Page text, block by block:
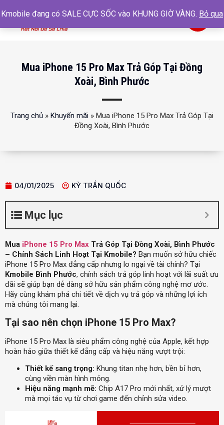
0
Mua iPhone 15 Pro Max Trả Góp Tại Đồng
Xoài, Bình Phước
Trang chủ » Khuyến mãi » Mua iPhone 15 Pro Max Trả Góp Tại
Đồng Xoài, Bình Phước
04/01/2025 KỲ TRẦN QUỐC
Mục lục
Mua iPhone 15 Pro Max Trả Góp Tại Đồng Xoài, Bình Phước
– Chính Sách Linh Hoạt Tại Kmobile? Bạn muốn sở hữu chiếc
iPhone 15 Pro Max đẳng cấp nhưng lo ngại về tài chính? Tại
Kmobile Bình Phước, chính sách trả góp linh hoạt với lãi suất ưu
đãi sẽ giúp bạn dễ dàng sở hữu sản phẩm công nghệ mơ ước.
Hãy cùng khám phá chi tiết về dịch vụ trả góp và những lợi ích
mà chúng tôi mang lại.
Tại sao nên chọn iPhone 15 Pro Max?
iPhone 15 Pro Max là siêu phẩm công nghệ của Apple, kết hợp
hoàn hảo giữa thiết kế đẳng cấp và hiệu năng vượt trội:
Thiết kế sang trọng: Khung titan nhẹ hơn, bền bỉ hơn,
cùng viền màn hình mỏng.
Hiệu năng mạnh mẽ: Chip A17 Pro mới nhất, xử lý mượt
mà mọi tác vụ từ chơi game đến chỉnh sửa video.
Kmobile đang có SALE CỰC SỐC vào KHUNG GIỜ VÀNG. Bỏ qua